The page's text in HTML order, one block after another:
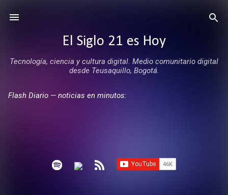
El Siglo 21 es Hoy
Tecnología, ciencia y cultura digital. Medio comunitario digital
desde Teusaquillo, Bogotá.
Flash Diario — noticias en minutos: